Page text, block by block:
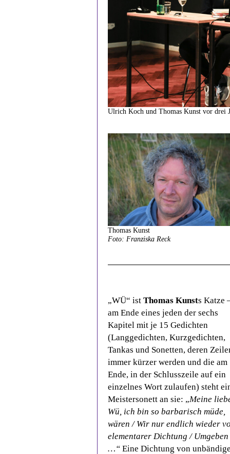
Ulrich Koch und Thomas Kunst vor
Thomas Kunst
Foto: Franziska Reck
„WÜ“ ist Thomas Kunsts Katze
am Ende eines jeden der sechs
Kapitel mit je 15 Gedichten
(Langgedichten, Kurzgedichten,
Tankas und Sonetten, deren
immer kürzer werden und die am
Ende, in der Schlusszeile auf ein
einzelnes Wort zulaufen) steht
Meistersonett an sie: „Meine
Wü, ich bin so barbarisch müde,
wären / Wir nur endlich wieder
elementarer Dichtung / Umgeben
…“ Eine Dichtung von